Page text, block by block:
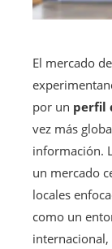
El mercado
por un perfil
vez más
información.
un mercado
locales
como un
internacional,